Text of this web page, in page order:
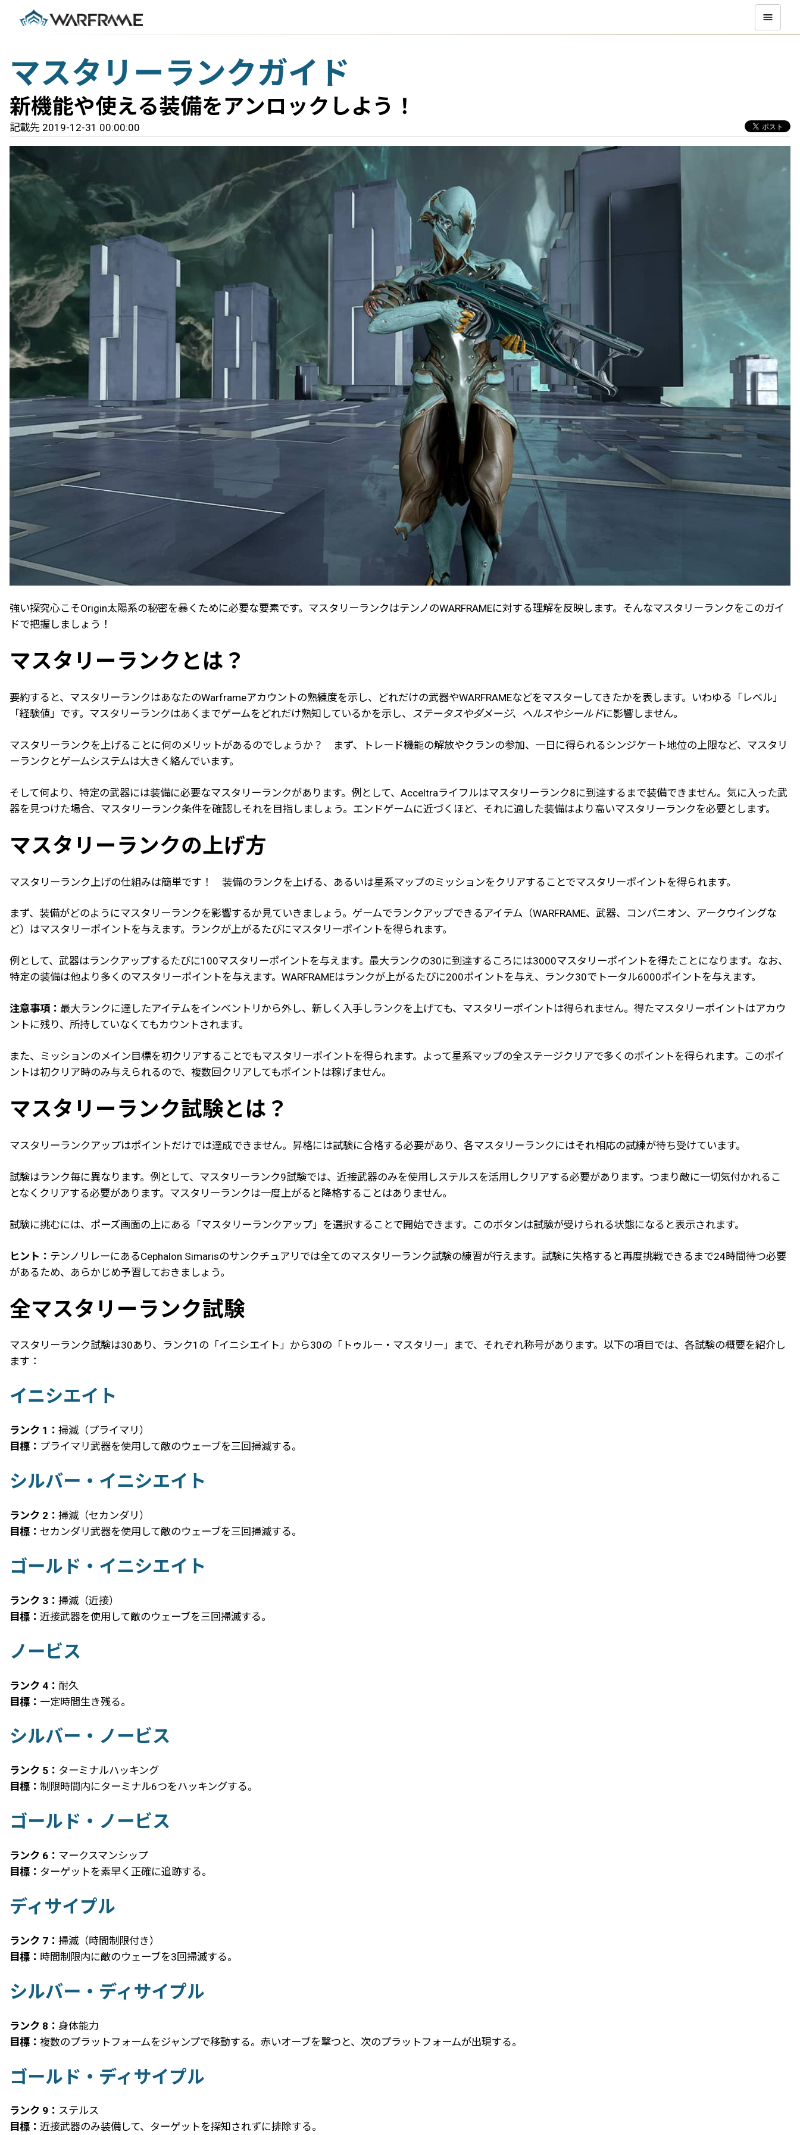
マスタリーランクガイド
新機能や使える装備をアンロックしよう！
記載先 2019-12-31 00:00:00
強い探究心こそOrigin太陽系の秘密を暴くために必要な要素です。マスタリーランクはテンノのWARFRAMEに対する理解を反映します。そんなマスタリーランクをこのガイ
ドで把握しましょう！
マスタリーランクとは？
要約すると、マスタリーランクはあなたのWarframeアカウントの熟練度を示し、どれだけの武器やWARFRAMEなどをマスターしてきたかを表します。いわゆる「レベル」
「経験値」です。マスタリーランクはあくまでゲームをどれだけ熟知しているかを示し、 ステータスやダメージ、ヘルスやシールドに影響しません。
マスタリーランクを上げることに何のメリットがあるのでしょうか？ まず、トレード機能の解放やクランの参加、一日に得られるシンジケート地位の上限など、マスタリ
ーランクとゲームシステムは大きく絡んでいます。
そして何より、特定の武器には装備に必要なマスタリーランクがあります。例として、Acceltraライフルはマスタリーランク8に到達するまで装備できません。気に入った武
器を見つけた場合、マスタリーランク条件を確認しそれを目指しましょう。エンドゲームに近づくほど、それに適した装備はより高いマスタリーランクを必要とします。
マスタリーランクの上げ方
マスタリーランク上げの仕組みは簡単です！ 装備のランクを上げる、あるいは星系マップのミッションをクリアすることでマスタリーポイントを得られます。
まず、装備がどのようにマスタリーランクを影響するか見ていきましょう。ゲームでランクアップできるアイテム（WARFRAME、武器、コンパニオン、アークウイングな
ど）はマスタリーポイントを与えます。ランクが上がるたびにマスタリーポイントを得られます。
例として、武器はランクアップするたびに100マスタリーポイントを与えます。最大ランクの30に到達するころには3000マスタリーポイントを得たことになります。なお、
特定の装備は他より多くのマスタリーポイントを与えます。WARFRAMEはランクが上がるたびに200ポイントを与え、ランク30でトータル6000ポイントを与えます。
注意事項： 最大ランクに達したアイテムをインベントリから外し、新しく入手しランクを上げても、マスタリーポイントは得られません。得たマスタリーポイントはアカウ
ントに残り、所持していなくてもカウントされます。
また、ミッションのメイン目標を初クリアすることでもマスタリーポイントを得られます。よって星系マップの全ステージクリアで多くのポイントを得られます。このポイ
ントは初クリア時のみ与えられるので、複数回クリアしてもポイントは稼げません。
マスタリーランク試験とは？
マスタリーランクアップはポイントだけでは達成できません。昇格には試験に合格する必要があり、各マスタリーランクにはそれ相応の試練が待ち受けています。
試験はランク毎に異なります。例として、マスタリーランク9試験では、近接武器のみを使用しステルスを活用しクリアする必要があります。つまり敵に一切気付かれるこ
となくクリアする必要があります。マスタリーランクは一度上がると降格することはありません。
試験に挑むには、ポーズ画面の上にある「マスタリーランクアップ」を選択することで開始できます。このボタンは試験が受けられる状態になると表示されます。
ヒント： テンノリレーにあるCephalon Simarisのサンクチュアリでは全てのマスタリーランク試験の練習が行えます。試験に失格すると再度挑戦できるまで24時間待つ必要
があるため、あらかじめ予習しておきましょう。
全マスタリーランク試験
マスタリーランク試験は30あり、ランク1の「イニシエイト」から30の「トゥルー・マスタリー」まで、それぞれ称号があります。以下の項目では、各試験の概要を紹介し
ます：
イニシエイト
ランク 1： 掃滅（プライマリ）
目標： プライマリ武器を使用して敵のウェーブを三回掃滅する。
シルバー・イニシエイト
ランク 2： 掃滅（セカンダリ）
目標： セカンダリ武器を使用して敵のウェーブを三回掃滅する。
ゴールド・イニシエイト
ランク 3： 掃滅（近接）
目標： 近接武器を使用して敵のウェーブを三回掃滅する。
ノービス
ランク 4： 耐久
目標： 一定時間生き残る。
シルバー・ノービス
ランク 5： ターミナルハッキング
目標： 制限時間内にターミナル6つをハッキングする。
ゴールド・ノービス
ランク 6： マークスマンシップ
目標： ターゲットを素早く正確に追跡する。
ディサイプル
ランク 7： 掃滅（時間制限付き）
目標： 時間制限内に敵のウェーブを3回掃滅する。
シルバー・ディサイプル
ランク 8： 身体能力
目標： 複数のプラットフォームをジャンプで移動する。赤いオーブを撃つと、次のプラットフォームが出現する。
ゴールド・ディサイプル
ランク 9： ステルス
目標： 近接武器のみ装備して、ターゲットを探知されずに排除する。